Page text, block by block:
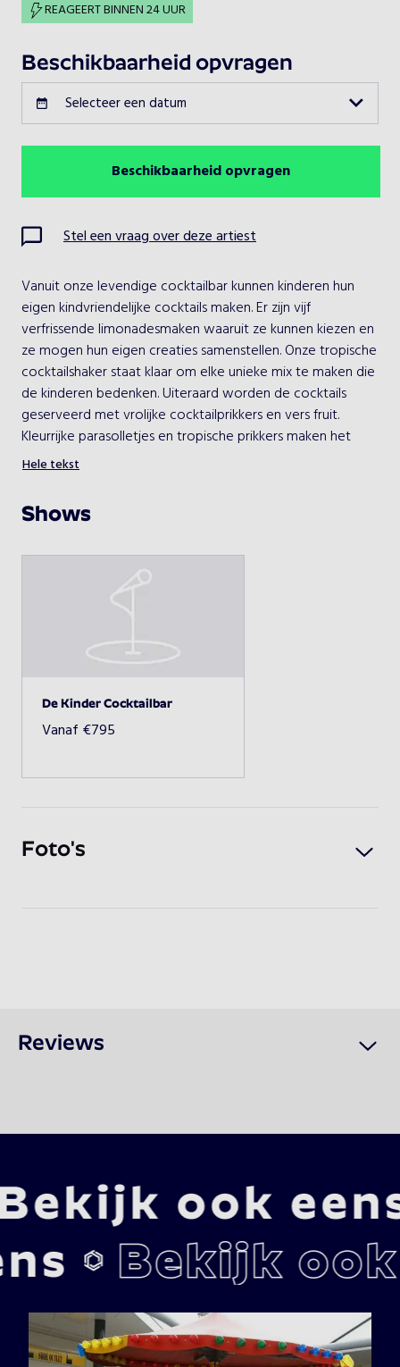
REAGEERT BINNEN 24 UUR
Beschikbaarheid opvragen
Selecteer een datum
Vorige maand
Augustus 2026
Volgende maand
3 6 8
15
24 25 26 27 28 29 30
31
De Kinder Cocktailbar
Beschikbaarheid opvragen
Beschikbaarheid opvragen
Stel een vraag over deze artiest
Vanuit onze levendige cocktailbar kunnen kinderen hun
eigen kindvriendelijke cocktails maken. Er zijn vijf
verfrissende limonadesmaken waaruit ze kunnen kiezen en
ze mogen hun eigen creaties samenstellen. Onze tropische
cocktailshaker staat klaar om elke unieke mix te maken die
de kinderen bedenken. Uiteraard worden de cocktails
geserveerd met vrolijke cocktailprikkers en vers fruit.
Kleurrijke parasolletjes en tropische prikkers maken het
feest compleet.
genieten, zorgt een vrolijk tropisch deuntje voor de juiste
sfeer. De Kinder Cocktailbar is niet alleen een smaakvolle
speelse setting. Het is de perfecte aanvulling voor
kinderfeestjes, familie-evenementen en festivals.
Hele tekst
Shows
De Kinder Cocktailbar
Vanaf €795
Foto's
Reviews